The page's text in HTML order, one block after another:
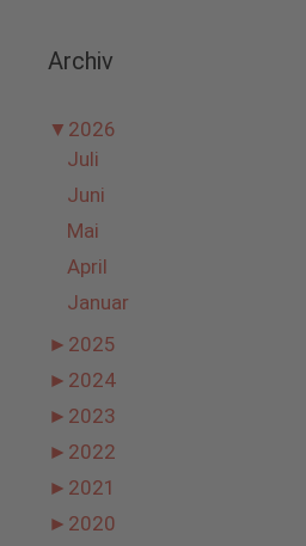
Archiv
▼ 2026
Juli
Juni
Mai
April
Januar
► 2025
► 2024
► 2023
► 2022
► 2021
► 2020